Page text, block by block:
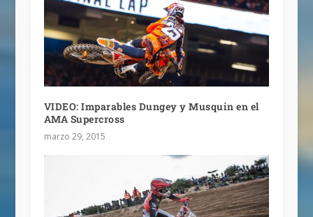
VIDEO: Imparables Dungey y Musquin en el
AMA Supercross
marzo 29, 2015